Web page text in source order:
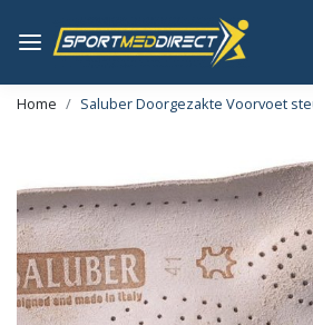
Home Saluber Doorgezakte Voorvoet